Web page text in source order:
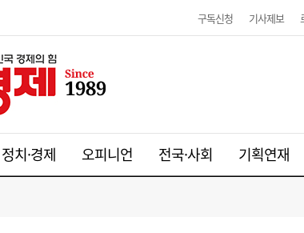
구독신청 기사제보
정치·경제 오피니언 전국·사회 기획연재